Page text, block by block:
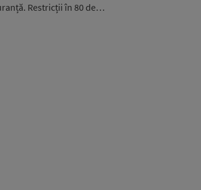
Restricții în 80 de…